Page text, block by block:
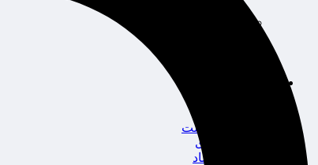
محیط زیست
گردشگری
سیاست و اقتصاد